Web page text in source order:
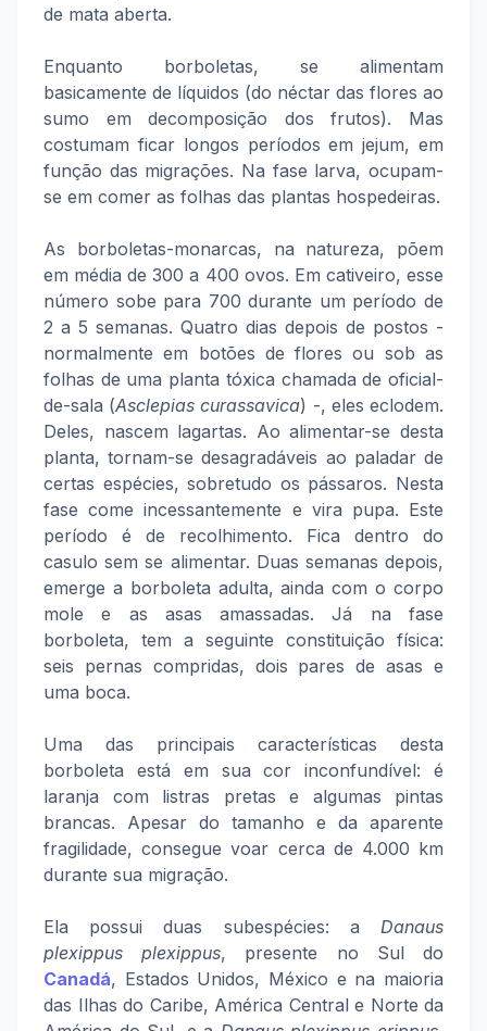
de mata aberta.
Enquanto borboletas, se alimentam
basicamente de líquidos (do néctar das flores ao
sumo em decomposição dos frutos). Mas
costumam ficar longos períodos em jejum, em
função das migrações. Na fase larva, ocupam-
se em comer as folhas das plantas hospedeiras.
As borboletas-monarcas, na natureza, põem
em média de 300 a 400 ovos. Em cativeiro, esse
número sobe para 700 durante um período de
2 a 5 semanas. Quatro dias depois de postos -
normalmente em botões de flores ou sob as
folhas de uma planta tóxica chamada de oficial-
de-sala (Asclepias curassavica) -, eles eclodem.
Deles, nascem lagartas. Ao alimentar-se desta
planta, tornam-se desagradáveis ao paladar de
certas espécies, sobretudo os pássaros. Nesta
fase come incessantemente e vira pupa. Este
período é de recolhimento. Fica dentro do
casulo sem se alimentar. Duas semanas depois,
emerge a borboleta adulta, ainda com o corpo
mole e as asas amassadas. Já na fase
borboleta, tem a seguinte constituição física:
seis pernas compridas, dois pares de asas e
uma boca.
Uma das principais características desta
borboleta está em sua cor inconfundível: é
laranja com listras pretas e algumas pintas
brancas. Apesar do tamanho e da aparente
fragilidade, consegue voar cerca de 4.000 km
durante sua migração.
Ela possui duas subespécies: a Danaus
plexippus plexippus, presente no Sul do
Canadá, Estados Unidos, México e na maioria
das Ilhas do Caribe, América Central e Norte da